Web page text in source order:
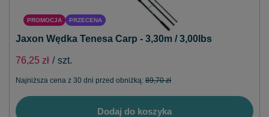
PROMOCJA PRZECENA
Jaxon Wędka Tenesa Carp - 3,30m / 3,00lbs
76,25 zł / szt.
Najniższa cena z 30 dni przed obniżką: 89,70 zł
Dodaj do koszyka